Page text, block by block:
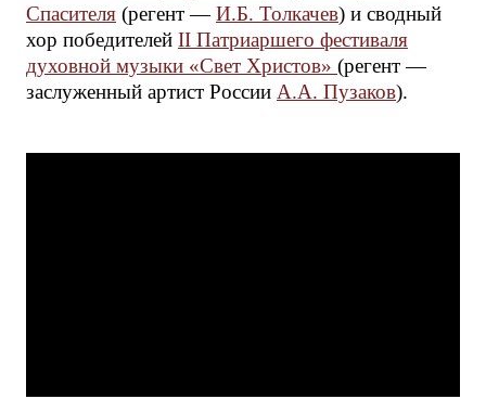
Спасителя (регент —И.Б. Толкачев) и сводный
хор победителей II Патриаршего фестиваля
духовной музыки «Свет Христов» (регент —
заслуженный артист России А.А. Пузаков).